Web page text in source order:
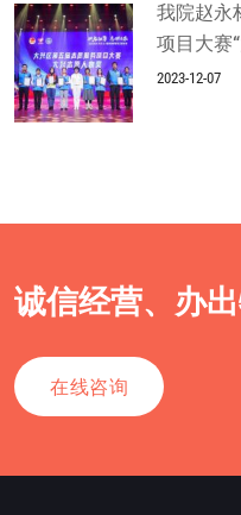
我院赵永
项目大赛
2023-12-07
诚信经营、办
在线咨询